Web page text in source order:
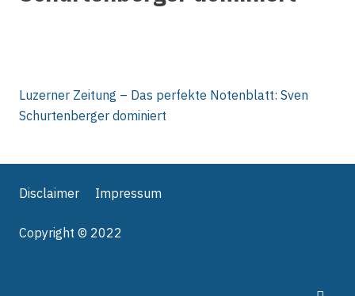
Luzerner Zeitung – Das perfekte Notenblatt: Sven
Schurtenberger dominiert
Disclaimer Impressum
Copyright © 2022